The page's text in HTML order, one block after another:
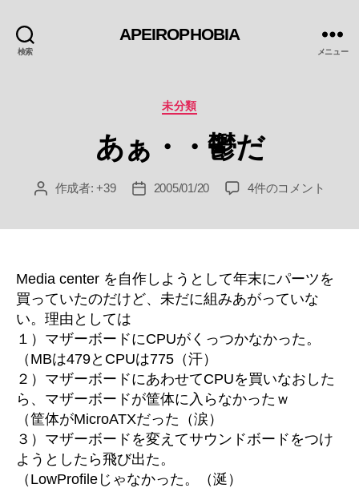
検索
APEIROPHOBIA
メニュー
カ
未分類
あぁ・・鬱だ
投 作成者:+39
投
2005/01/20
あ
の
4件のコメント
Media center を自作しようとして年末にパーツを
買っていたのだけど、未だに組みあがっていな
い。理由としては
１）マザーボードにCPUがくっつかなかった。
（MBは479とCPUは775（汗）
２）マザーボードにあわせてCPUを買いなおした
ら、マザーボードが筐体に入らなかったｗ
（筐体がMicroATXだった（涙）
３）マザーボードを変えてサウンドボードをつけ
ようとしたら飛び出た。
（LowProfileじゃなかった。（涎）